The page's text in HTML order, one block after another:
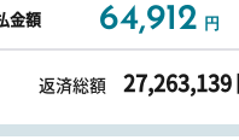
金額 64,912 円
返済総額 27,263,139